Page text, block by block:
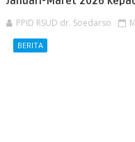
PPID RSUD dr. Soedarso
BERITA